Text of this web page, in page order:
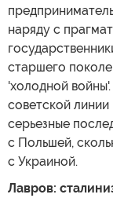
наряду с
старшего
'холодной
советской
серьезные
с Польшей,
с Украиной.
Лавров: